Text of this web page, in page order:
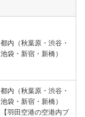
都内（秋葉原・渋谷・
池袋・新宿・新橋）
都内（秋葉原・渋谷・
池袋・新宿・新橋）
【羽田空港の空港内ブ